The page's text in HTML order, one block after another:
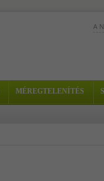
A
MÉREGTELENÍTÉS